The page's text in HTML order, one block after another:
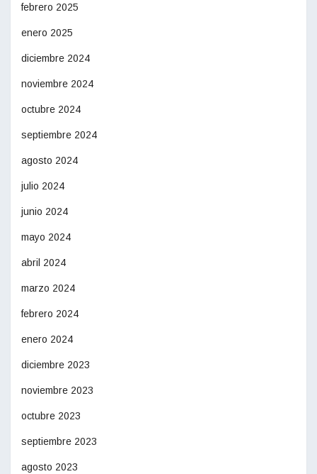
febrero 2025
enero 2025
diciembre 2024
noviembre 2024
octubre 2024
septiembre 2024
agosto 2024
julio 2024
junio 2024
mayo 2024
abril 2024
marzo 2024
febrero 2024
enero 2024
diciembre 2023
noviembre 2023
octubre 2023
septiembre 2023
agosto 2023